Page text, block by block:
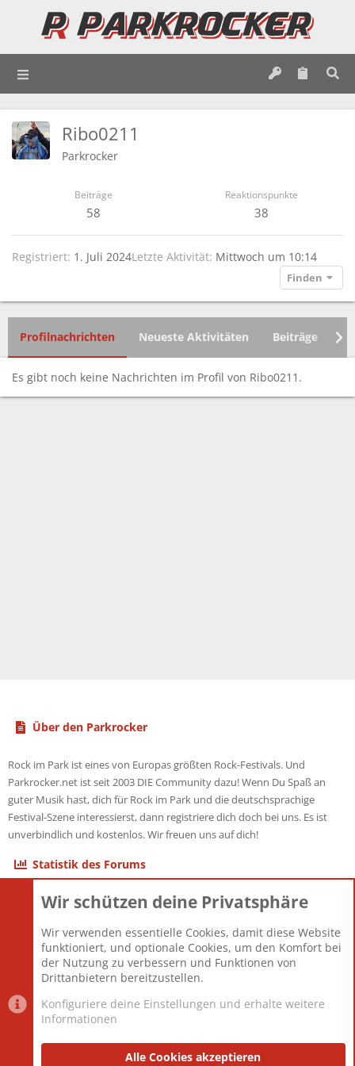
Ribo0211
Parkrocker
Beiträge
58
Reaktionspunkte
38
Registriert 1. Juli 2024Letzte Aktivität Mittwoch um 10:14
Finden
Profilnachrichten Neueste Aktivitäten Beiträge
Es gibt noch keine Nachrichten im Profil von Ribo0211.
Über den Parkrocker
Rock im Park ist eines von Europas größten Rock-Festivals. Und
Parkrocker.net ist seit 2003 DIE Community dazu! Wenn Du Spaß an
guter Musik hast, dich für Rock im Park und die deutschsprachige
Festival-Szene interessierst, dann registriere dich doch bei uns. Es ist
unverbindlich und kostenlos. Wir freuen uns auf dich!
Statistik des Forums
Themen
Mitglieder
12.426
Neuestes Mitglied
nabulamisika
Datenschutzerklärung Impressum
Wir schützen deine Privatsphäre
Wir verwenden essentielle Cookies, damit diese Website
funktioniert, und optionale Cookies, um den Komfort bei
der Nutzung zu verbessern und Funktionen von
Drittanbietern bereitzustellen.
Konfiguriere deine Einstellungen und erhalte weitere
Informationen
Alle Cookies akzeptieren